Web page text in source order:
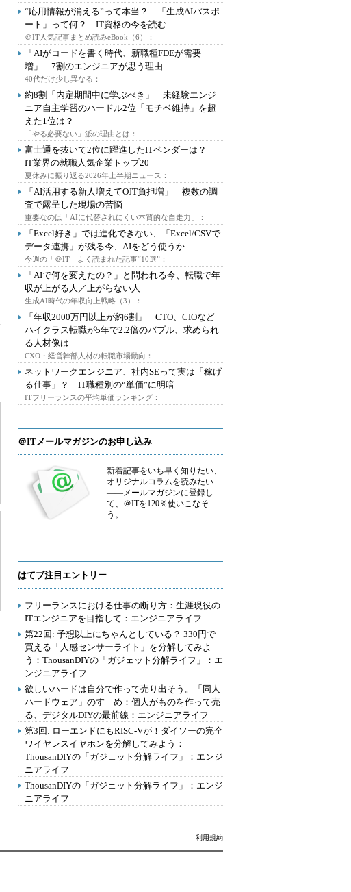
“応用情報が消える”って本当？ 「生成AIパスポ
ート」って何？ IT資格の今を読む
＠IT人気記事まとめ読みeBook（6）：
「AIがコードを書く時代、新職種FDEが需要
増」 7割のエンジニアが思う理由
40代だけ少し異なる：
約8割「内定期間中に学ぶべき」 未経験エンジ
ニア自主学習のハードル2位「モチベ維持」を超
えた1位は？
「やる必要ない」派の理由とは：
富士通を抜いて2位に躍進したITベンダーは？
IT業界の就職人気企業トップ20
夏休みに振り返る2026年上半期ニュース：
「AI活用する新人増えてOJT負担増」 複数の調
査で露呈した現場の苦悩
重要なのは「AIに代替されにくい本質的な自走力」：
「Excel好き」では進化できない、「Excel/CSVで
データ連携」が残る今、AIをどう使うか
今週の「＠IT」よく読まれた記事“10選”：
「AIで何を変えたの？」と問われる今、転職で年
収が上がる人／上がらない人
生成AI時代の年収向上戦略（3）：
「年収2000万円以上が約6割」 CTO、CIOなど
ハイクラス転職が5年で2.2倍のバブル、求められ
る人材像は
CXO・経営幹部人材の転職市場動向：
ネットワークエンジニア、社内SEって実は「稼げ
る仕事」？ IT職種別の“単価”に明暗
ITフリーランスの平均単価ランキング：
＠ITメールマガジンのお申し込み
新着記事をいち早く知りたい、
オリジナルコラムを読みたい
――メールマガジンに登録し
て、＠ITを120％使いこなそ
う。
はてブ注目エントリー
フリーランスにおける仕事の断り方：生涯現役の
ITエンジニアを目指して：エンジニアライフ
第22回: 予想以上にちゃんとしている？ 330円で
買える「人感センサーライト」を分解してみよ
う：ThousanDIYの「ガジェット分解ライフ」：エ
ンジニアライフ
欲しいハードは自分で作って売り出そう。「同人
ハードウェア」のすゝめ：個人がものを作って売
る、デジタルDIYの最前線：エンジニアライフ
第3回: ローエンドにもRISC-Vが！ダイソーの完全
ワイヤレスイヤホンを分解してみよう：
ThousanDIYの「ガジェット分解ライフ」：エンジ
ニアライフ
ThousanDIYの「ガジェット分解ライフ」：エンジ
ニアライフ
利用規約